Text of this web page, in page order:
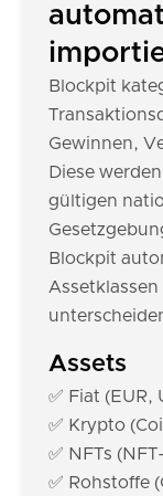
Blockpit
Gewinnen,
Diese
gültigen
Blockpit
Assets
✅ Fiat (EUR,
✅ Krypto
✅ NFTs
✅ Rohstoffe